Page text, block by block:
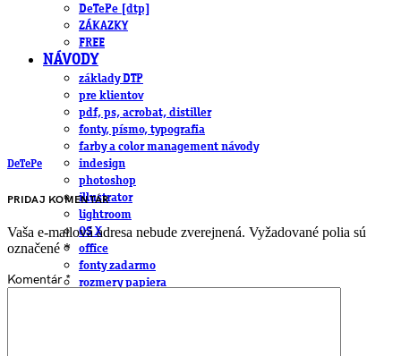
DeTePe [dtp]
ZÁKAZKY
FREE
NÁVODY
základy DTP
pre klientov
pdf, ps, acrobat, distiller
fonty, písmo, typografia
farby a color management návody
indesign
photoshop
illustrator
lightroom
OS X
office
fonty zadarmo
rozmery papiera
DeTePe
PRIDAJ KOMENTÁR
Vaša e-mailová adresa nebude zverejnená. Vyžadované polia sú
označené *
Komentár*